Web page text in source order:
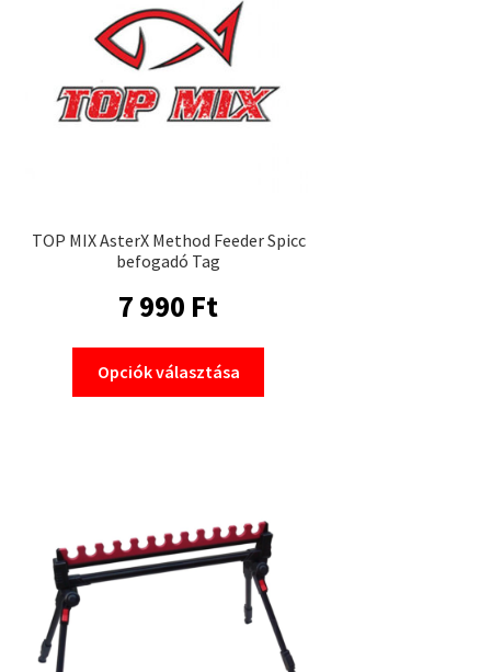
TOP MIX AsterX Method Feeder Spicc
befogadó Tag
7 990 Ft
Opciók választása
A
változatok
a
termékoldalon
választhatók